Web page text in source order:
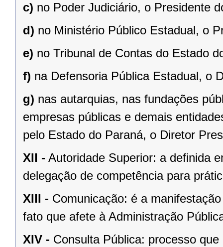
c) no Poder Judiciário, o Presidente
d) no Ministério Público Estadual, o
e) no Tribunal de Contas do Estado
f) na Defensoria Pública Estadual, o
g) nas autarquias, nas fundações
empresas públicas e demais
pelo Estado do Paraná, o Diretor
XII - Autoridade Superior: a definida
delegação de competência para
XIII - Comunicação: é a
fato que afete à Administração
XIV - Consulta Pública: processo